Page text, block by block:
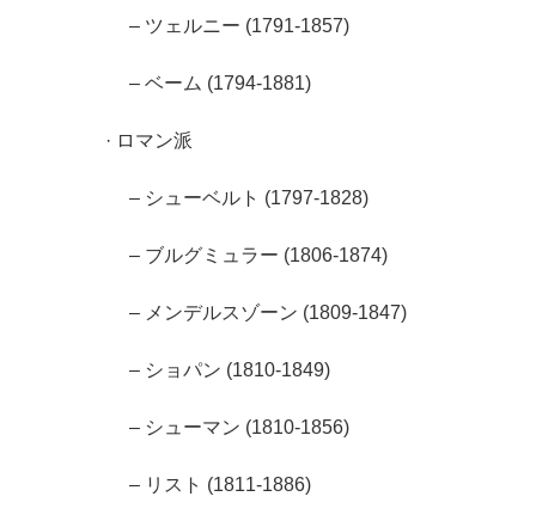
– ツェルニー (1791-1857)
– ベーム (1794-1881)
· ロマン派
– シューベルト (1797-1828)
– ブルグミュラー (1806-1874)
– メンデルスゾーン (1809-1847)
– ショパン (1810-1849)
– シューマン (1810-1856)
– リスト (1811-1886)